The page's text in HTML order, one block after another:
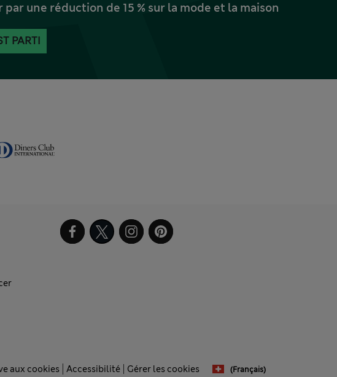
une réduction de 15 % sur la mode et la maison
PARTI
aux cookies Accessibilité Gérer les cookies (français)